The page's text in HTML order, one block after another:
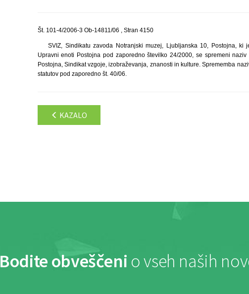
Št. 101-4/2006-3 Ob-14811/06 , Stran 4150
SVIZ, Sindikatu zavoda Notranjski muzej, Ljubljanska 10, Postojna,
Upravni enoti Postojna pod zaporedno številko 24/2000, se spremeni
Postojna, Sindikat vzgoje, izobraževanja, znanosti in kulture. Sprememba
statutov pod zaporedno št. 40/06.
KAZALO
Bodite obveščeni o vseh naših